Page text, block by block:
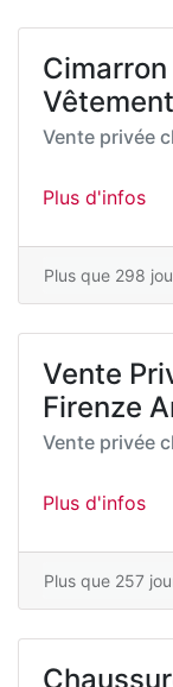
Vente privée
Plus d'infos
Plus que 298
Vente
Firenze
Vente privée
Plus d'infos
Plus que 257